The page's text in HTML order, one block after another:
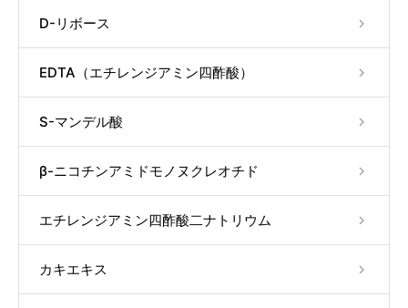
D-リボース
EDTA（エチレンジアミン四酢酸）
S-マンデル酸
β-ニコチンアミドモノヌクレオチド
エチレンジアミン四酢酸二ナトリウム
カキエキス